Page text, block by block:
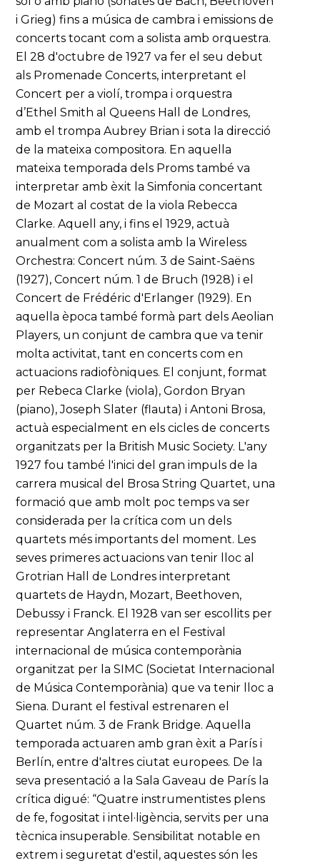
i Grieg) fins a música de cambra i emissions de
concerts tocant com a solista amb orquestra.
El 28 d'octubre de 1927 va fer el seu debut
als Promenade Concerts, interpretant el
Concert per a violí, trompa i orquestra
d’Ethel Smith al Queens Hall de Londres,
amb el trompa Aubrey Brian i sota la direcció
de la mateixa compositora. En aquella
mateixa temporada dels Proms també va
interpretar amb èxit la Simfonia concertant
de Mozart al costat de la viola Rebecca
Clarke. Aquell any, i fins el 1929, actuà
anualment com a solista amb la Wireless
Orchestra: Concert núm. 3 de Saint-Saëns
(1927), Concert núm. 1 de Bruch (1928) i el
Concert de Frédéric d'Erlanger (1929). En
aquella època també formà part dels Aeolian
Players, un conjunt de cambra que va tenir
molta activitat, tant en concerts com en
actuacions radiofòniques. El conjunt, format
per Rebeca Clarke (viola), Gordon Bryan
(piano), Joseph Slater (flauta) i Antoni Brosa,
actuà especialment en els cicles de concerts
organitzats per la British Music Society. L'any
1927 fou també l'inici del gran impuls de la
carrera musical del Brosa String Quartet, una
formació que amb molt poc temps va ser
considerada per la crítica com un dels
quartets més importants del moment. Les
seves primeres actuacions van tenir lloc al
Grotrian Hall de Londres interpretant
quartets de Haydn, Mozart, Beethoven,
Debussy i Franck. El 1928 van ser escollits per
representar Anglaterra en el Festival
internacional de música contemporània
organitzat per la SIMC (Societat Internacional
de Música Contemporània) que va tenir lloc a
Siena. Durant el festival estrenaren el
Quartet núm. 3 de Frank Bridge. Aquella
temporada actuaren amb gran èxit a París i
Berlín, entre d'altres ciutat europees. De la
seva presentació a la Sala Gaveau de París la
crítica digué: “Quatre instrumentistes plens
de fe, fogositat i intel·ligència, servits per una
tècnica insuperable. Sensibilitat notable en
extrem i seguretat d'estil, aquestes són les